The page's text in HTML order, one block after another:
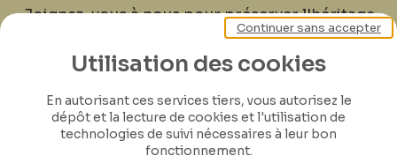
Joignez-vous à nous pour préserver l'héritage
de Félicien Rops ! Partagez vos lettres,
documents et connaissances afin de
les générations futures.
Je contribue
Utilisation des cookies
En autorisant ces services tiers, vous autorisez le
dépôt et la lecture de cookies et l'utilisation de
technologies de suivi nécessaires à leur bon
fonctionnement.
Continuer sans accepter